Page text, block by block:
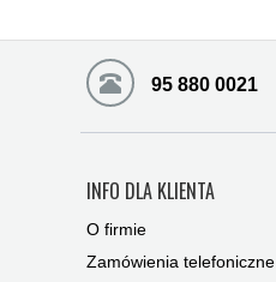
95 880 0021
INFO DLA KLIENTA
O firmie
Zamówienia telefoniczne